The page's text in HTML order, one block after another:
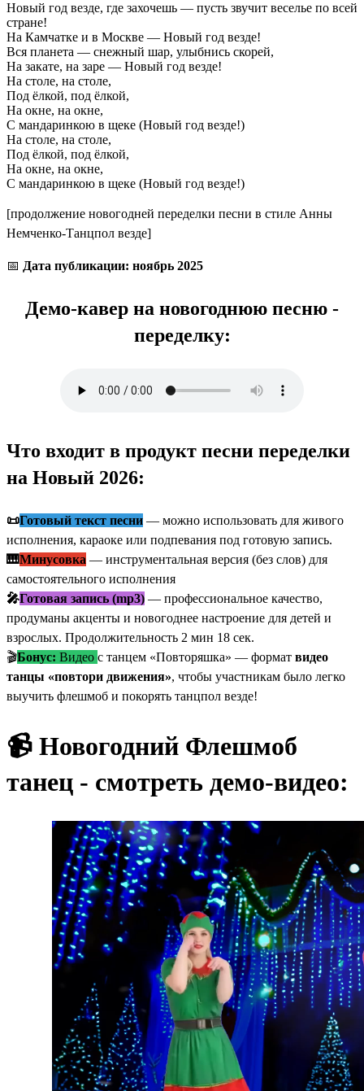
Новый год везде, где захочешь — пусть звучит веселье по всей
стране!
На Камчатке и в Москве — Новый год везде!
Вся планета — снежный шар, улыбнись скорей,
На закате, на заре — Новый год везде!
На столе, на столе,
Под ёлкой, под ёлкой,
На окне, на окне,
С мандаринкою в щеке (Новый год везде!)
На столе, на столе,
Под ёлкой, под ёлкой,
На окне, на окне,
С мандаринкою в щеке (Новый год везде!)
[продолжение новогодней переделки песни в стиле Анны
Немченко-Танцпол везде]
📅 Дата публикации: ноябрь 2025
Демо-кавер на новогоднюю песню -
переделку:
Что входит в продукт песни переделки
на Новый 2026:
📜Готовый текст песни — можно использовать для живого
исполнения, караоке или подпевания под готовую запись.
🎹Минусовка — инструментальная версия (без слов) для
самостоятельного исполнения
🎤Готовая запись (mp3) — профессиональное качество,
продуманы акценты и новогоднее настроение для детей и
взрослых. Продолжительность 2 мин 18 сек.
🎬Бонус: Видео с танцем «Повторяшка» — формат видео
танцы «повтори движения», чтобы участникам было легко
выучить флешмоб и покорять танцпол везде!
📹 Новогодний Флешмоб
танец - смотреть демо-видео: